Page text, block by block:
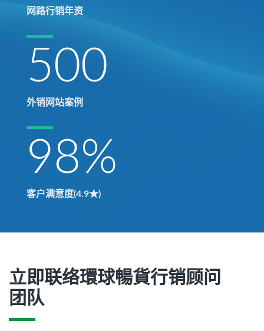
网路行销年资
500
外销网站案例
98%
客户满意度(4.9★)
立即联络環球暢貨行销顾问
团队